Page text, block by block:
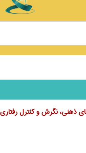
ذهنی، نگرش و کنترل رفتاری